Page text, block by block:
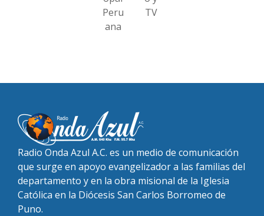
Peru
ana
TV
Radio Onda Azul A.C. es un medio de comunicación
que surge en apoyo evangelizador a las familias del
departamento y en la obra misional de la Iglesia
Católica en la Diócesis San Carlos Borromeo de
Puno.